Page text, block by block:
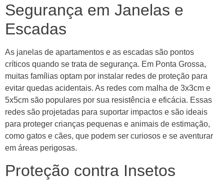
Segurança em Janelas e
Escadas
As janelas de apartamentos e as escadas são pontos
críticos quando se trata de segurança. Em Ponta Grossa,
muitas famílias optam por instalar redes de proteção para
evitar quedas acidentais. As redes com malha de 3x3cm e
5x5cm são populares por sua resistência e eficácia. Essas
redes são projetadas para suportar impactos e são ideais
para proteger crianças pequenas e animais de estimação,
como gatos e cães, que podem ser curiosos e se aventurar
em áreas perigosas.
Proteção contra Insetos